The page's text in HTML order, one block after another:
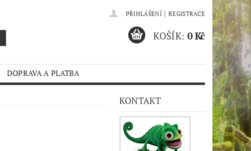
PŘIHLÁŠENÍ | REGISTRACE
KOŠÍK: 0 Kč
DOPRAVA A PLATBA
KONTAKT